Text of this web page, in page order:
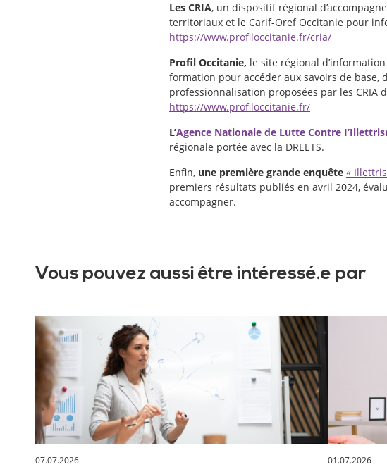
Les CRIA, un dispositif régional
territoriaux et le Carif-Oref Occitanie pour
https://www.profiloccitanie.fr/cria/
Profil Occitanie, le site régional
formation pour accéder aux savoirs de base,
professionnalisation proposées par les CRIA
https://www.profiloccitanie.fr/
L’Agence Nationale de Lutte Contre
régionale portée avec la DREETS.
Enfin, une première grande enquête «
premiers résultats publiés en avril 2024,
accompagner.
Vous pouvez aussi être intéressé.e par
07.07.2026
01.07.2026